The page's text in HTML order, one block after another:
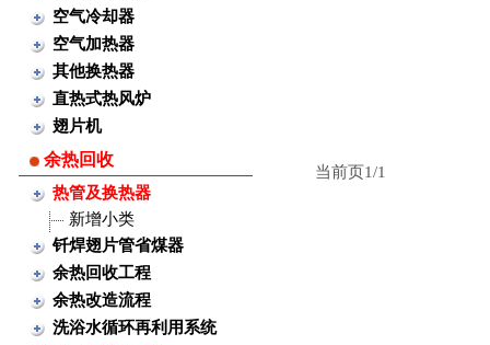
空气冷却器
空气加热器
其他换热器
直热式热风炉
翅片机
余热回收
热管及换热器
新增小类
钎焊翅片管省煤器
余热回收工程
余热改造流程
洗浴水循环再利用系统
当前页1/1